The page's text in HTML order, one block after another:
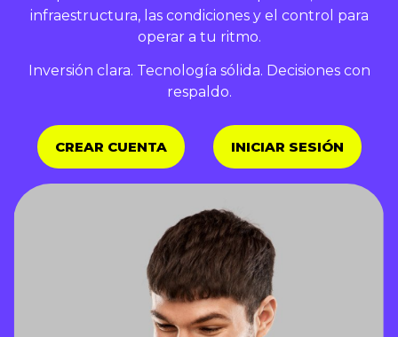
infraestructura, las condiciones y el control para
operar a tu ritmo.
Inversión clara. Tecnología sólida. Decisiones con
respaldo.
CREAR CUENTA INICIAR SESIÓN